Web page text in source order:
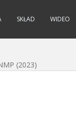
SKŁAD WIDEO
(2023)